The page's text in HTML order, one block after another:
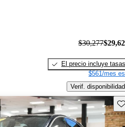
$30,277
El precio incluye tasas
$561/mes
Verif. disponibilidad